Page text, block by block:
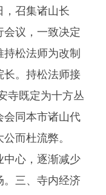
，召集诸山长
议，一致决定
松法师为改制
长。持松法师接
寺既定为十方丛
会同本市诸山代
而杜流弊。
中心，逐渐减少
。三、寺内经济